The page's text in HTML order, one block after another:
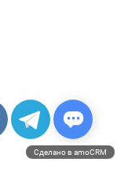
Сделано в amoCRM